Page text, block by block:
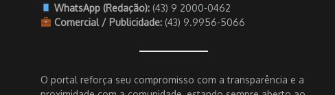
WhatsApp (Redação): (43) 9 2000-0462
Comercial / Publicidade: (43) 9.9956-5066
O portal reforça seu compromisso com a transparência e a